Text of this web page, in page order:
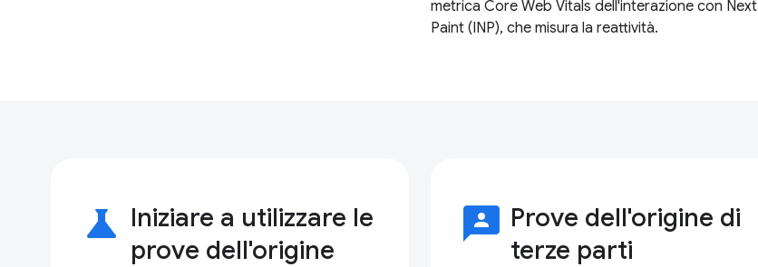
metrica Core Web Vitals dell'interazione con Next
Paint (INP), che misura la reattività.
science Iniziare a utilizzare le
prove dell'origine
3p Prove dell'origine di
terze parti